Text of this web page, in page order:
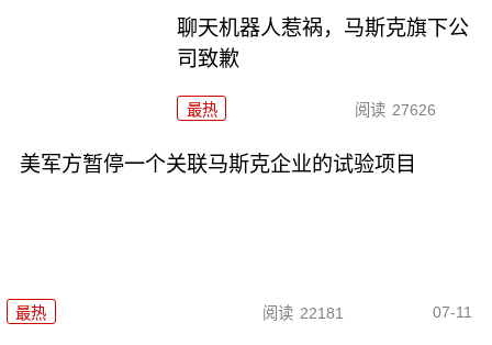
聊天机器人惹祸，马斯克旗下公
司致歉
最热 阅读 27626
美军方暂停一个关联马斯克企业的试验项目
最热 阅读 22181 07-11